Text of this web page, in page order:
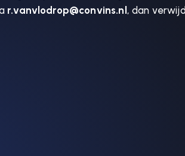
r.vanvlodrop@convins.nl , dan